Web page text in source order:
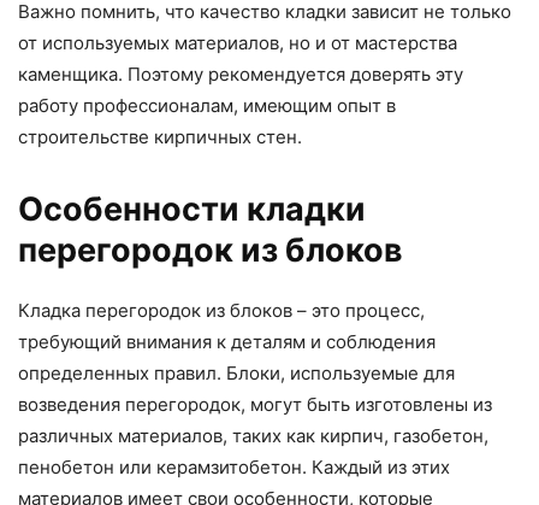
Важно помнить, что качество кладки зависит не только
от используемых материалов, но и от мастерства
каменщика. Поэтому рекомендуется доверять эту
работу профессионалам, имеющим опыт в
строительстве кирпичных стен.
Особенности кладки
перегородок из блоков
Кладка перегородок из блоков – это процесс,
требующий внимания к деталям и соблюдения
определенных правил. Блоки, используемые для
возведения перегородок, могут быть изготовлены из
различных материалов, таких как кирпич, газобетон,
пенобетон или керамзитобетон. Каждый из этих
материалов имеет свои особенности, которые